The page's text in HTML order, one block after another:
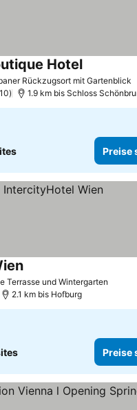
Rückzugsort mit Gartenblick
Hotel
1.9 km bis Schloss
Preise
Terrasse und Wintergarten
2.1 km bis Hofburg
Preise